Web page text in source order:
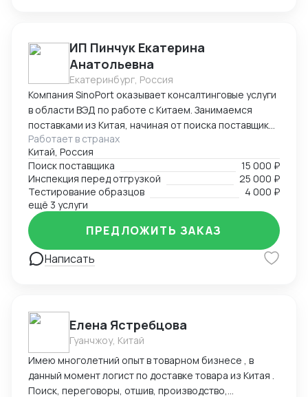
ИП Пинчук Екатерина
Анатольевна
Екатеринбург, Россия
Компания SinoPort оказывает консалтинговые услуги
в области ВЭД по работе с Китаем. Занимаемся
поставками из Китая, начиная от поиска поставщиков
и заканчивая отгрузками в Россию. Поможем найти
лучшего поставщика необходимого товара по
предоставленному техническому заданию.
Работаем с разными товарными группами, как с
товарами народного потребления, так и со
сложными техническими запросами по поставке и
сборке оборудования
Работает в странах
Китай, Россия
Поиск поставщика
15 000 ₽
Инспекция перед отгрузкой
25 000 ₽
Тестирование образцов
4 000 ₽
ещё 3 услуги
Написать
ПРЕДЛОЖИТЬ ЗАКАЗ
Елена Ястребцова
Гуанчжоу, Китай
Имею многолетний опыт в товарном бизнесе , в
данный момент логист по доставке товара из Китая .
Поиск, переговоры, отшив, производство,